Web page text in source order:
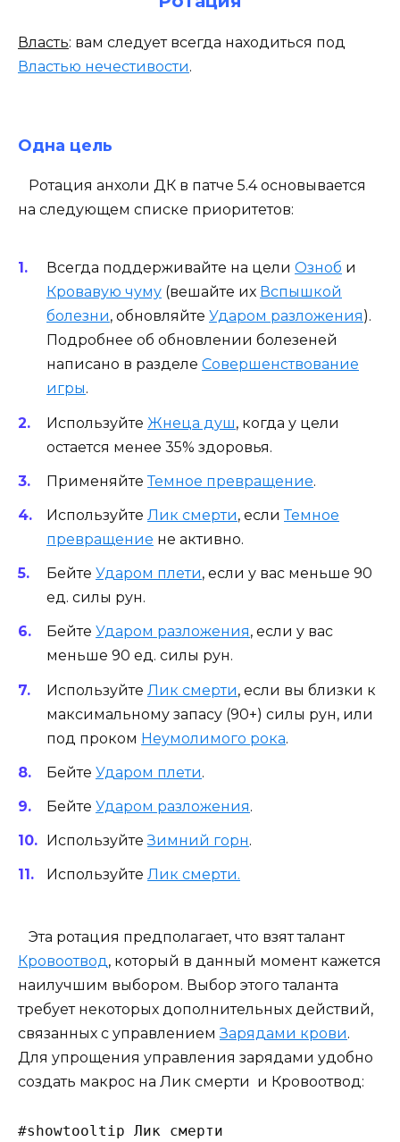
Власть: вам следует всегда находиться под
Властью нечестивости.
Одна цель
Ротация анхоли ДК в патче 5.4 основывается
на следующем списке приоритетов:
Всегда поддерживайте на цели Озноб и
Кровавую чуму (вешайте их Вспышкой
болезни, обновляйте Ударом разложения).
Подробнее об обновлении болезеней
написано в разделе Совершенствование
игры.
Используйте Жнеца душ, когда у цели
остается менее 35% здоровья.
ПрименяйтеТемное превращение.
Используйте Лик смерти, еслиТемное
превращение не активно.
Бейте Ударом плети, если у вас меньше 90
ед. силы рун.
Бейте Ударом разложения, если у вас
меньше 90 ед. силы рун.
Используйте Лик смерти, если вы близки к
максимальному запасу (90+) силы рун, или
под проком Неумолимого рока.
Бейте Ударом плети.
Бейте Ударом разложения.
ИспользуйтеЗимний горн.
Используйте Лик смерти.
Эта ротация предполагает, что взят талант
Кровоотвод, который в данный момент кажется
наилучшим выбором. Выбор этого таланта
требует некоторых дополнительных действий,
связанных с управлениемЗарядами крови.
Для упрощения управления зарядами удобно
создать макрос на Лик смерти и Кровоотвод:
#showtooltip Лик смерти